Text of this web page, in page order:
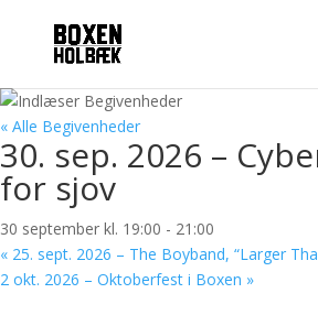
« Alle Begivenheder
30. sep. 2026 –
for sjov
30 september kl. 19:00 - 21:00
« 25. sept. 2026 – The Boyband, “Larger
2 okt. 2026 – Oktoberfest i Boxen »